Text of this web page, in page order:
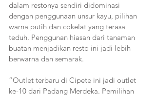
dalam restonya sendiri didominasi
dengan penggunaan unsur kayu, pilihan
warna putih dan cokelat yang terasa
teduh. Penggunan hiasan dari tanaman
buatan menjadikan resto ini jadi lebih
berwarna dan semarak.
“Outlet terbaru di Cipete ini jadi outlet
ke-10 dari Padang Merdeka. Pemilihan